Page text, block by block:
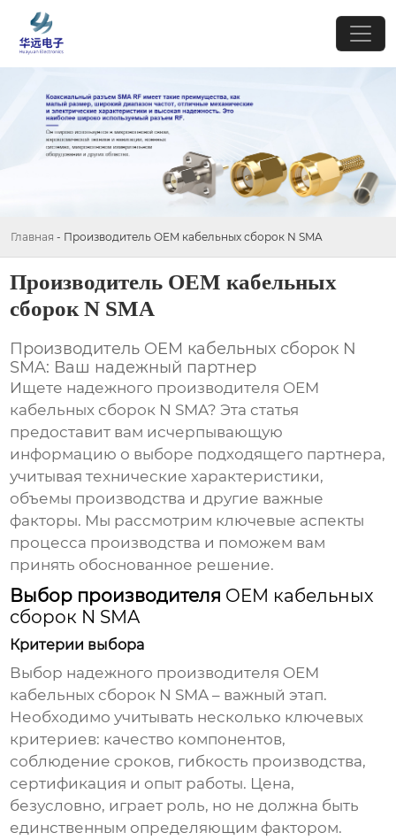
Главная - Производитель OEM кабельных сборок N SMA
Производитель OEM кабельных
сборок N SMA
Производитель OEM кабельных сборок N
SMA: Ваш надежный партнер
Ищете надежного производителя OEM
кабельных сборок N SMA? Эта статья
предоставит вам исчерпывающую
информацию о выборе подходящего партнера,
учитывая технические характеристики,
объемы производства и другие важные
факторы. Мы рассмотрим ключевые аспекты
процесса производства и поможем вам
принять обоснованное решение.
Выбор производителя OEM кабельных
сборок N SMA
Критерии выбора
Выбор надежного производителя OEM
кабельных сборок N SMA – важный этап.
Необходимо учитывать несколько ключевых
критериев: качество компонентов,
соблюдение сроков, гибкость производства,
сертификация и опыт работы. Цена,
безусловно, играет роль, но не должна быть
единственным определяющим фактором.